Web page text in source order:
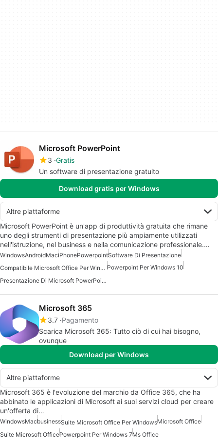
Microsoft PowerPoint
3 Gratis
Un software di presentazione gratuito
Download gratis per Windows
Altre piattaforme
Microsoft PowerPoint è un'app di produttività gratuita che rimane
uno degli strumenti di presentazione più ampiamente utilizzati
nell'istruzione, nel business e nella comunicazione professionale.…
WindowsAndroidMaciPhonePowerpointSoftware Di Presentazione
Compatibile Microsoft Office Per Windows 7 Powerpoint Per Windows 10
Presentazione Di Microsoft PowerPoint Per Android
Microsoft 365
3.7 Pagamento
Scarica Microsoft 365: Tutto ciò di cui hai bisogno,
ovunque
Download per Windows
Altre piattaforme
Microsoft 365 è l'evoluzione del marchio da Office 365, che ha
abbinato le applicazioni di Microsoft ai suoi servizi cloud per creare
un'offerta di…
WindowsMacbusinessSuite Microsoft Office Per WindowsMicrosoft Office
Suite Microsoft OfficePowerpoint Per Windows 7Ms Office